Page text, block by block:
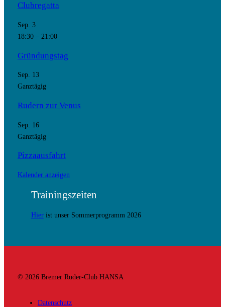
Clubregatta
Sep. 3
18:30– 21:00
Gründungstag
Sep. 13
Ganztägig
Rudern zur Venus
Sep. 16
Ganztägig
Pizzaausfahrt
Kalender anzeigen
Trainingszeiten
Hierist unser Sommerprogramm 2026
© 2026 Bremer Ruder-Club HANSA
Datenschutz